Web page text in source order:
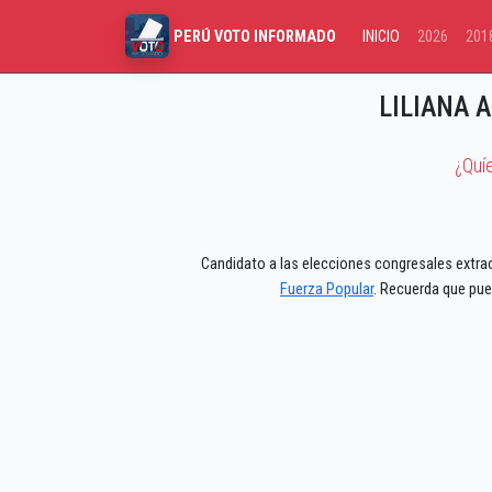
PERÚ VOTO INFORMADO INICIO 2026
LILIANA
Candidato a las elecciones congresales
Fuerza Popular. Recuerda que